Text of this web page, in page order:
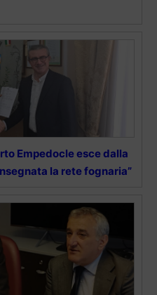
Empedocle esce dalla
la rete fognaria”